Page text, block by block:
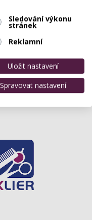
Sledování výkonu
stránek
Reklamní
Uložit nastavení
Spravovat nastavení